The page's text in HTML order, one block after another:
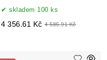
skladem 100 ks
4 356.61 Kč 4 585.91 Kč